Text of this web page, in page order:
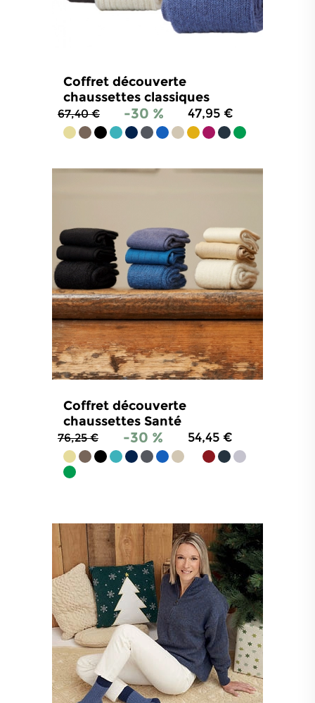
4.8/5- 2 203avis
Coffret découverte
chaussettes classiques
67,40 € -30 % 47,95 €
Coffret découverte
chaussettes Santé
76,25 € -30 % 54,45 €